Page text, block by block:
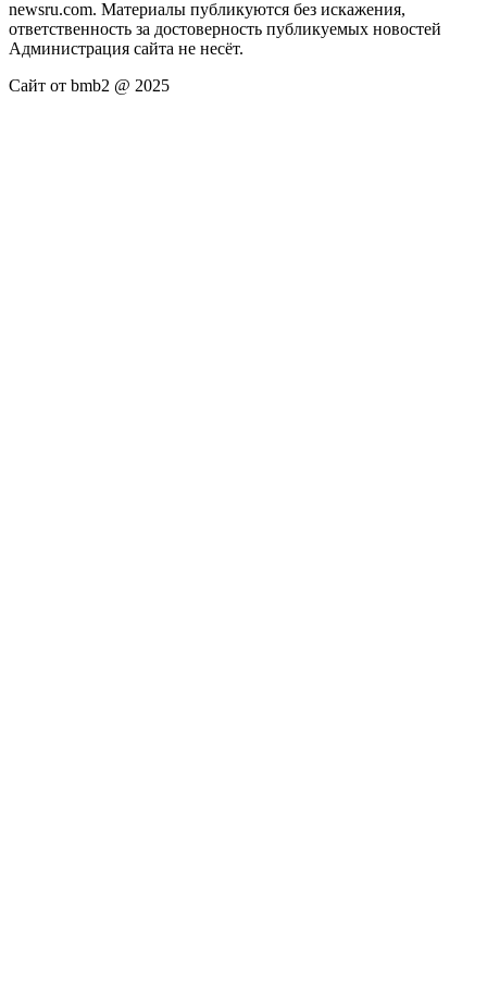
newsru.com. Материалы публикуются без искажения,
ответственность за достоверность публикуемых новостей
Администрация сайта не несёт.
Сайт от bmb2 @ 2025